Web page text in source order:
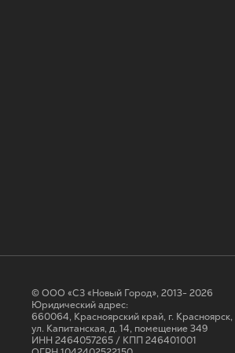
© ООО «СЗ «Новый Город», 2013- 2026
Юридический адрес:
660064, Красноярский край, г. Красноярск,
ул. Капитанская, д. 14, помещение 349
ИНН 2464057265 / КПП 246401001